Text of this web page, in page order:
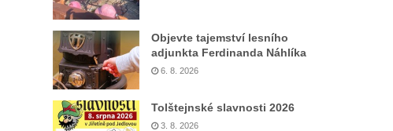
Objevte tajemství lesního
adjunkta Ferdinanda Náhlíka
6. 8. 2026
Tolštejnské slavnosti 2026
3. 8. 2026